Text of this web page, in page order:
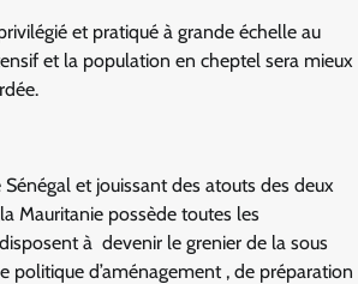
et pratiqué à grande échelle au
et la population en cheptel sera mieux
et jouissant des atouts des deux
Mauritanie possède toutes les
à devenir le grenier de la sous
politique d’aménagement , de préparation